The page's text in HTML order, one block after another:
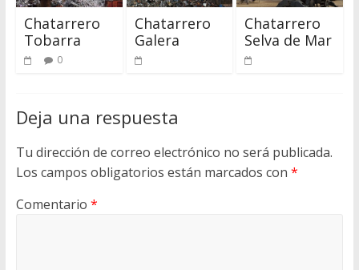
Chatarrero
Tobarra
0
Chatarrero
Galera
Chatarrero
Selva de Mar
Deja una respuesta
Tu dirección de correo electrónico no será publicada.
Los campos obligatorios están marcados con *
Comentario *